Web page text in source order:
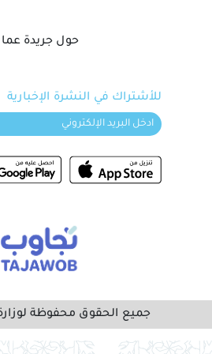
محاور هي محور العلوم التطبيقية، ومحور
الملتقى الطلابي العشرين وأنها
بالمشغولات الخزفية العمانية وفن
أشادت الطالبة بحسن الاستقبال والضيافة.
وقال الطالب إسلام أحمد علي: إن
لطلاب جامعة نزوى لإبراز مواهبهم
الجامعات العربية. وأشارت الطالبة سارة
تجربة المشاركة في الملتقى الطلابي
حول جريدة
للأشتراك في النشرة الإخبارية
جميع الحقوق محفوظة لوزارة